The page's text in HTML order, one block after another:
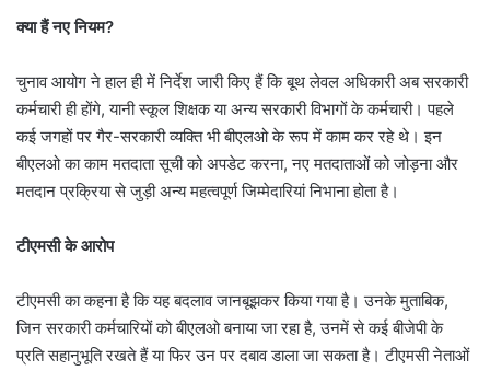
क्या हैं नए नियम?
चुनाव आयोग ने हाल ही में निर्देश जारी किए हैं कि बूथ लेवल अधिकारी अब सरकारी
कर्मचारी ही होंगे, यानी स्कूल शिक्षक या अन्य सरकारी विभागों के कर्मचारी। पहले
कई जगहों पर गैर-सरकारी व्यक्ति भी बीएलओ के रूप में काम कर रहे थे। इन
बीएलओ का काम मतदाता सूची को अपडेट करना, नए मतदाताओं को जोड़ना और
मतदान प्रक्रिया से जुड़ी अन्य महत्वपूर्ण जिम्मेदारियां निभाना होता है।
टीएमसी के आरोप
टीएमसी का कहना है कि यह बदलाव जानबूझकर किया गया है। उनके मुताबिक,
जिन सरकारी कर्मचारियों को बीएलओ बनाया जा रहा है, उनमें से कई बीजेपी के
प्रति सहानुभूति रखते हैं या फिर उन पर दबाव डाला जा सकता है। टीएमसी नेताओं